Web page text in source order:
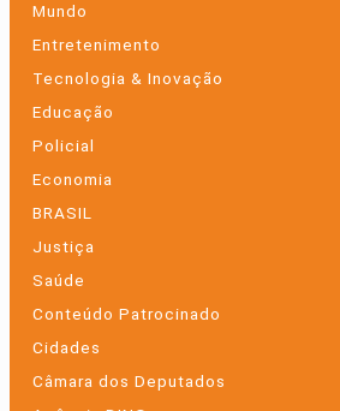
Mundo
Entretenimento
Tecnologia & Inovação
Educação
Policial
Economia
BRASIL
Justiça
Saúde
Conteúdo Patrocinado
Cidades
Câmara dos Deputados